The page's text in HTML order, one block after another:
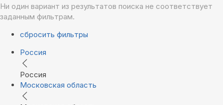
Ни один вариант из результатов поиска не соответствует
заданным фильтрам.
сбросить фильтры
Россия
Россия
Московская область